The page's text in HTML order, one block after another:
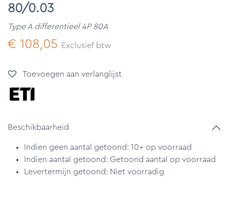
80/0.03
Type A differentieel 4P 80A
€ 108,05 Exclusief btw
Toevoegen aan verlanglijst
Beschikbaarheid
Indien geen aantal getoond: 10+ op voorraad
Indien aantal getoond: Getoond aantal op voorraad
Levertermijn getoond: Niet voorradig